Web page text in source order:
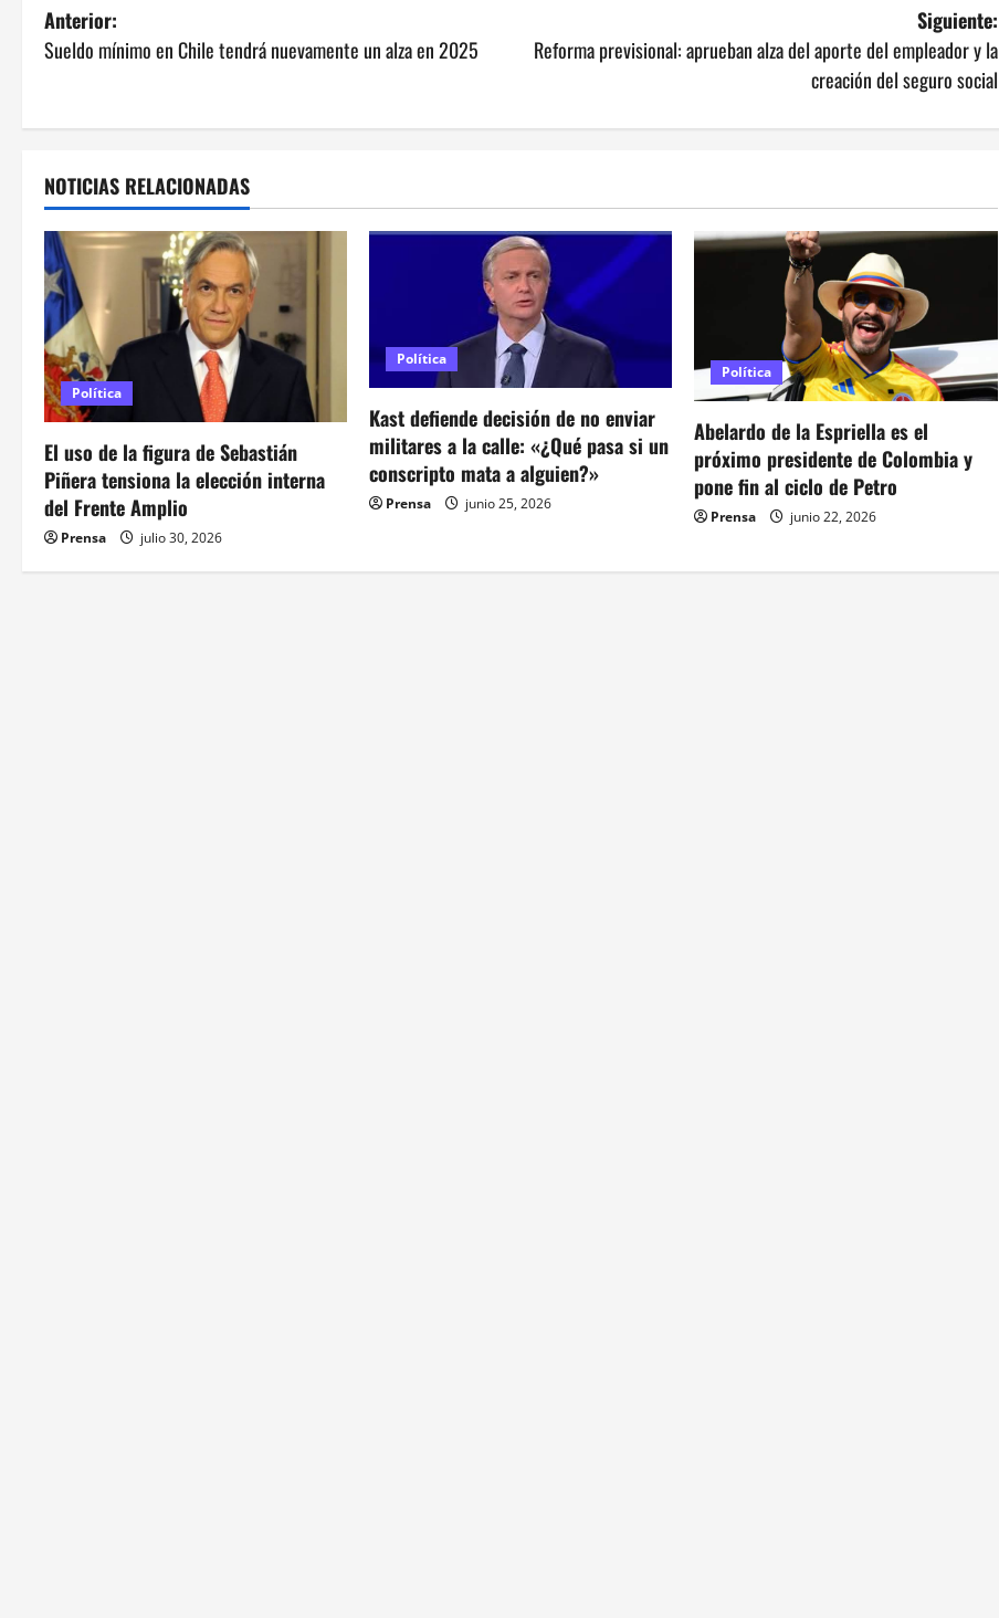
N
a
v
e
g
a
c
i
ó
n
d
e
e
Anterior:
Sueldo mínimo en Chile tendrá nuevamente un alza en 2025
Siguiente:
Reforma previsional: aprueban alza del aporte del empleador y la
creación del seguro social
NOTICIAS RELACIONADAS
Política
El uso de la figura de Sebastián
Piñera tensiona la elección interna
del Frente Amplio
Prensa julio 30, 2026
Política
Kast defiende decisión de no enviar
militares a la calle: «¿Qué pasa si un
conscripto mata a alguien?»
Prensa junio 25, 2026
Política
Abelardo de la Espriella es el
próximo presidente de Colombia y
pone fin al ciclo de Petro
Prensa junio 22, 2026